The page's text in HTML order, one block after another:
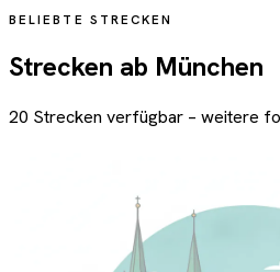
BELIEBTE STRECKEN
Strecken ab München
20 Strecken verfügbar – weitere